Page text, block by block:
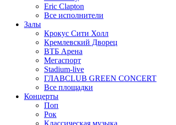
Eric Clapton
Все исполнители
Залы
Крокус Сити Холл
Кремлевский Дворец
ВТБ Арена
Мегаспорт
Stadium-live
ГЛАВCLUB GREEN CONCERT
Все площадки
Концерты
Поп
Рок